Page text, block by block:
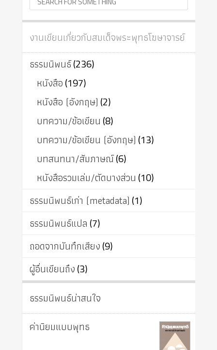
งานเขียนเกี่ยวกับสมเด็จพระพุทธโฆษาจารย์
ธรรมนิพนธ์(236)
หนังสือ(197)
หนังสือ (อังกฤษ) (2)
บทความ/ข้อเขียน (8)
บทความ/ข้อเขียน (อังกฤษ) (13)
บทสนทนา/สัมภาษณ์(6)
หนังสือรวมเล่ม/ตัดบางส่วน (10)
ธรรมนิพนธ์เก่า (metadata) (1)
ธรรมนิพนธ์แปล (7)
ถอดจากบันทึกเสียง(9)
ผู้อื่นเขียนถึง(3)
ธรรมนิพนธ์น่าสนใจ
ค่านิยมแบบพุทธ